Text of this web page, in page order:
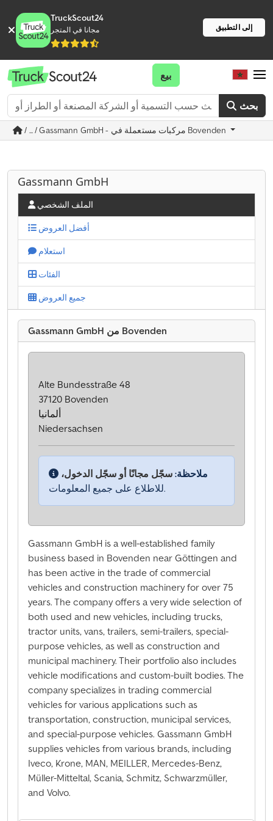
TruckScout24
مجانا في المتجر إلى التطبيق
بحث
بيع
/ ... / Gassmann GmbH - مركبات مستعملة في Bovenden
Gassmann GmbH
الملف الشخصي
أفضل العروض
استعلام
الفئات
جميع العروض
Gassmann GmbH من Bovenden
Gassmann GmbH is a well-established family
business based in Bovenden near Göttingen and
has been active in the trade of commercial
vehicles and construction machinery for over 75
years. The company offers a very wide selection of
both used and new vehicles, including trucks,
tractor units, vans, trailers, semi-trailers, special-
purpose vehicles, as well as construction and
municipal machinery. Their portfolio also includes
vehicle modifications and custom-built bodies. The
company specializes in trading commercial
vehicles for various applications such as
transportation, construction, municipal services,
and special-purpose vehicles. Gassmann GmbH
supplies vehicles from various brands, including
Iveco, Krone, MAN, MEILLER, Mercedes-Benz,
Müller-Mitteltal, Scania, Schmitz, Schwarzmüller,
and Volvo.
Alte Bundesstraße 48
37120 Bovenden
ألمانيا
Niedersachsen
ملاحظة: سجّل مجانًا أو سجّل الدخول،
للاطلاع على جميع المعلومات.